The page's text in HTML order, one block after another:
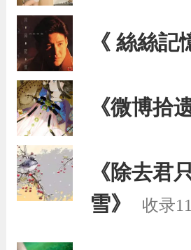
《 絲絲記
《微博拾
《除去君
雪》
收录